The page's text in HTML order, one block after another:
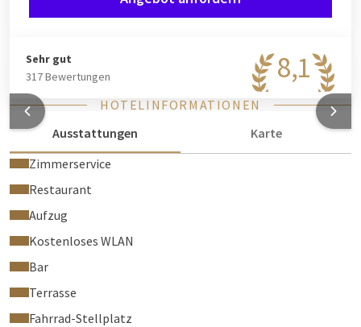
8,1
Sehr gut
317 Bewertungen
HOTELINFORMATIONEN
Ausstattungen
Karte
Zimmerservice
Restaurant
Aufzug
Kostenloses WLAN
Bar
Terrasse
Fahrrad-Stellplatz